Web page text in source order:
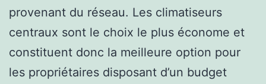
provenant du réseau. Les climatiseurs
centraux sont le choix le plus économe et
constituent donc la meilleure option pour
les propriétaires disposant d’un budget